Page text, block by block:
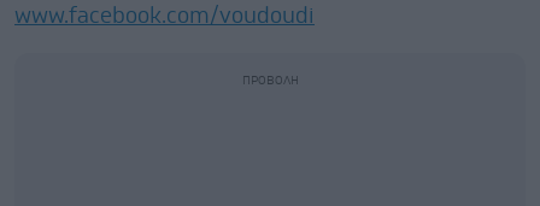
www.facebook.com/voudoudi